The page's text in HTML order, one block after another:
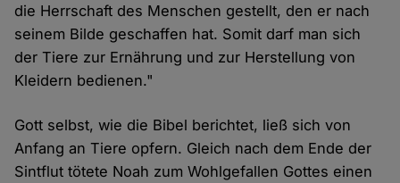
die Herrschaft des Menschen gestellt, den er nach
seinem Bilde geschaffen hat. Somit darf man sich
der Tiere zur Ernährung und zur Herstellung von
Kleidern bedienen."
Gott selbst, wie die Bibel berichtet, ließ sich von
Anfang an Tiere opfern. Gleich nach dem Ende der
Sintflut tötete Noah zum Wohlgefallen Gottes einen